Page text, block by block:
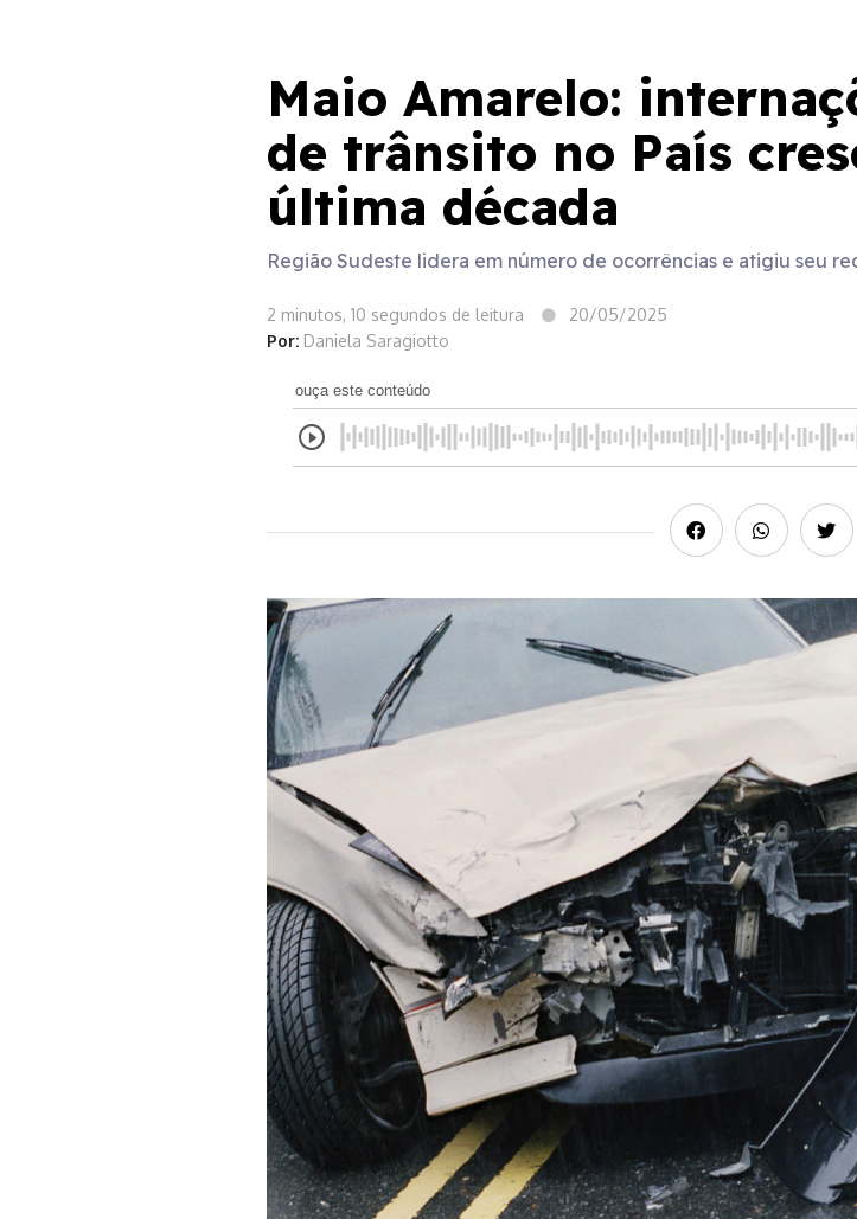
Maio Amarelo:
de trânsito no País
última década
Região Sudeste lidera em número de ocorrências e atigiu seu
2 minutos, 10 segundos de leitura
20/05/2025
Por: Daniela Saragiotto
ouça este conteúdo